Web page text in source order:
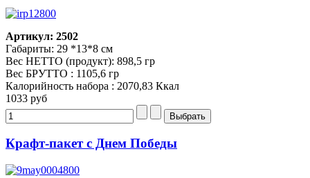
Артикул: 2502
Габариты: 29 *13*8 см
Вес НЕТТО (продукт): 898,5 гр
Вес БРУТТО : 1105,6 гр
Калорийность набора : 2070,83 Ккал
1033 руб
Крафт-пакет с Днем Победы